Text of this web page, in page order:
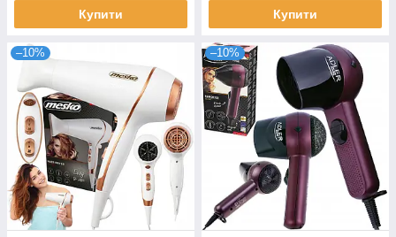
Купити Купити
–10% –10%